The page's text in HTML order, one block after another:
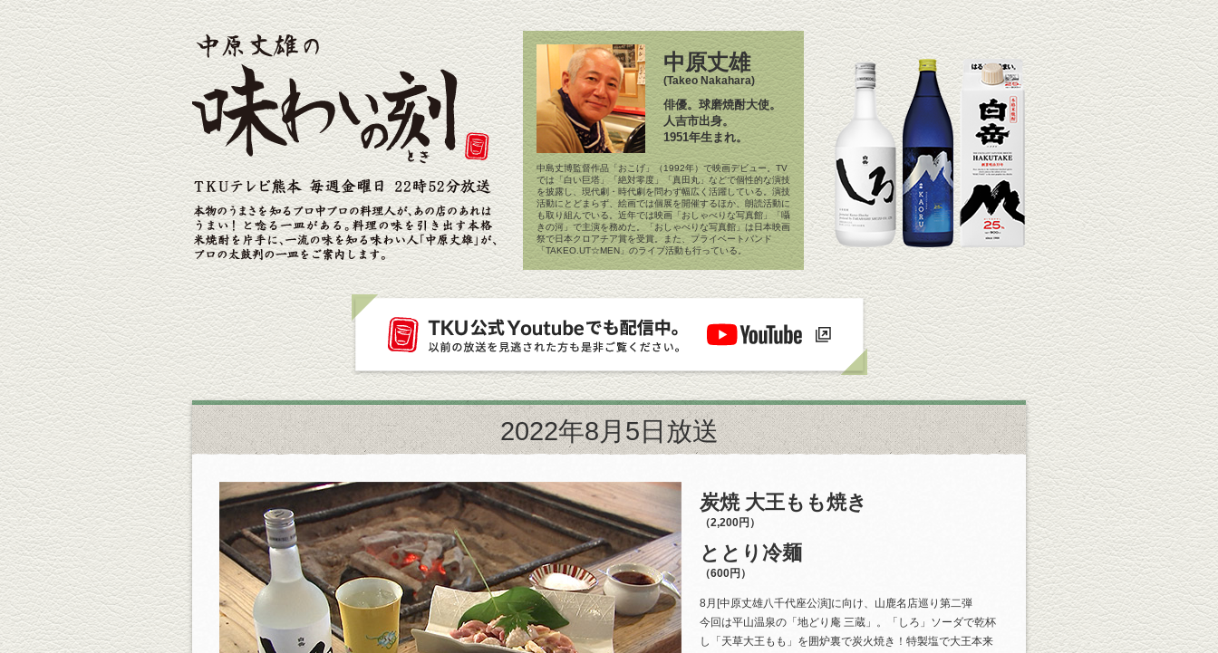
中原丈雄
(Takeo Nakahara)
俳優。球磨焼酎大使。
人吉市出身。
1951年生まれ。
中島丈博監督作品「おこげ」（1992年）で映画デビュー。TV
では「白い巨塔」「絶対零度」「真田丸」などで個性的な演技
を披露し、現代劇・時代劇を問わず幅広く活躍している。演技
活動にとどまらず、絵画では個展を開催するほか、朗読活動に
も取り組んでいる。近年では映画「おしゃべりな写真館」「囁
きの河」で主演を務めた。「おしゃべりな写真館」は日本映画
祭で日本クロアチア賞を受賞。また、プライベートバンド
「TAKEO.UT☆MEN」のライブ活動も行っている。
2022年8月5日放送
炭焼 大王もも焼き
（2,200円）
ととり冷麺
（600円）
8月[中原丈雄八千代座公演]に向け、山鹿名店巡り第二弾
今回は平山温泉の「地どり庵 三蔵」。「しろ」ソーダで乾杯
し「天草大王もも」を囲炉裏で炭火焼き！特製塩で大王本来